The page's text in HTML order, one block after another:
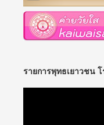
รายการพุทธเยาวชน